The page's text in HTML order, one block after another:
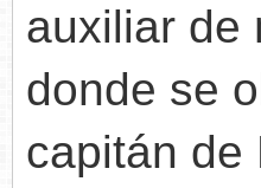
auxiliar de
donde se
capitán de